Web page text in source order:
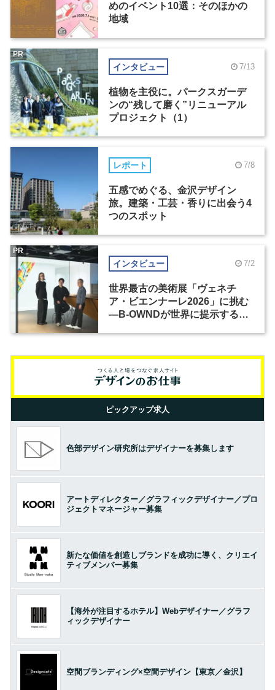
めのイベント10選：そのほかの
地域
インタビュー 7/13
植物を主役に。パークスガーデ
ンの“残して磨く”リニューアル
プロジェクト（1）
PR
レポート 7/8
五感でめぐる、金沢デザイン
旅。建築・工芸・香りに出会う4
つのスポット
インタビュー 7/2
世界最古の美術展「ヴェネチ
ア・ビエンナーレ2026」に挑む
―B-OWNDが世界に提示する美
PR
ピックアップ求人
色部デザイン研究所はデザイナーを募集します
アートディレクター／グラフィックデザイナー／プロ
ジェクトマネージャー募集
新たな価値を創造しブランドを成功に導く、クリエイ
ティブメンバー募集
【海外が注目するホテル】Webデザイナー／グラフ
ィックデザイナー
空間ブランディング×空間デザイン【東京／金沢】